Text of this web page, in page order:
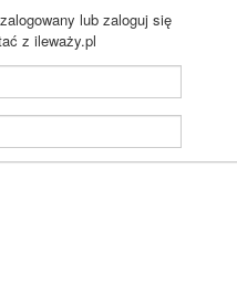
lub zaloguj się
z ileważy.pl